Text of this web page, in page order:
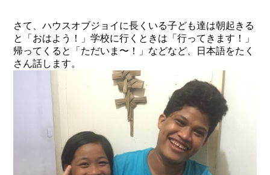
さて、ハウスオブジョイに長くいる子ども達は朝起きる
と「おはよう！」学校に行くときは「行ってきます！」
帰ってくると「ただいま〜！」などなど、日本語をたく
さん話します。